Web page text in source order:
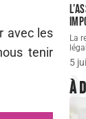
avec les
tenir
La
5
À